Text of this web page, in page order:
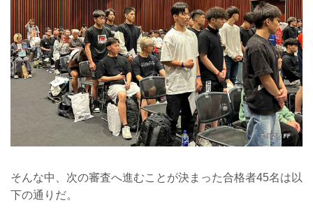
そんな中、次の審査へ進むことが決まった合格者45名は以
下の通りだ。